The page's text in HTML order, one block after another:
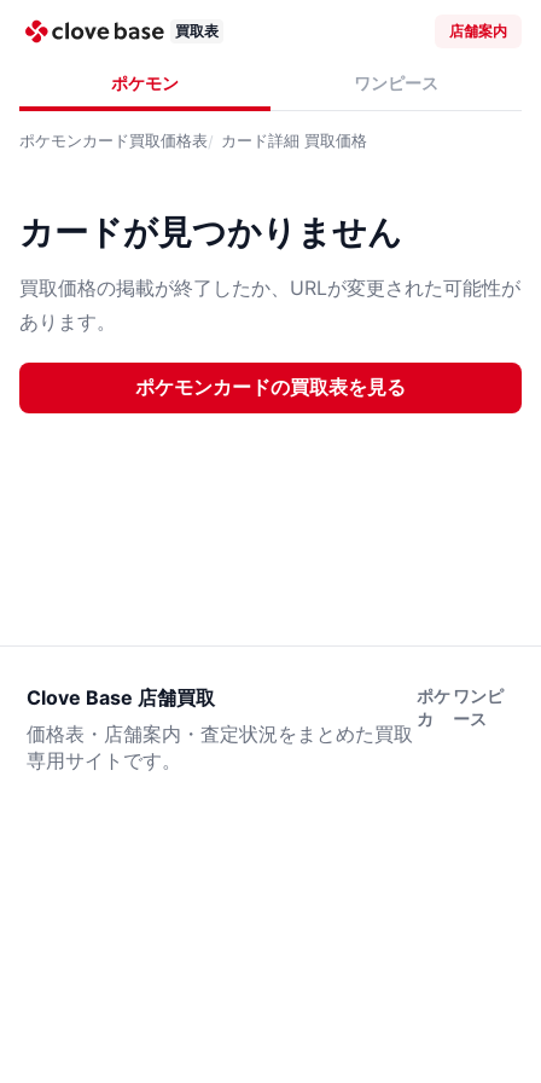
買取表 店舗案内
ポケモン ワンピース
ポケモンカード買取価格表 カード詳細 買取価格
カードが見つかりません
買取価格の掲載が終了したか、URLが変更された可能性が
あります。
ポケモンカードの買取表を見る
Clove Base 店舗買取
価格表・店舗案内・査定状況をまとめた買取
専用サイトです。
ポケ
カ
ワンピ
ース